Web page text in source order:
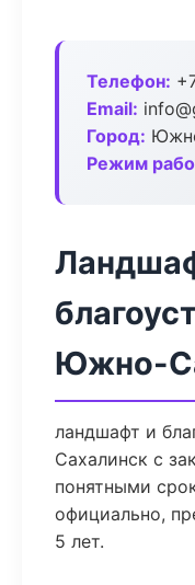
Телефон:
Email:
Город:
Режим
Южно-
ландшафт и
Сахалинск с
понятными
официально,
5 лет.